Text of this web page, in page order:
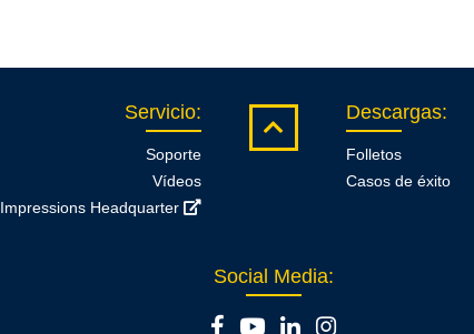
Servicio:
Soporte
Vídeos
Impressions Headquarter
Descargas:
Folletos
Casos de éxito
Social Media: